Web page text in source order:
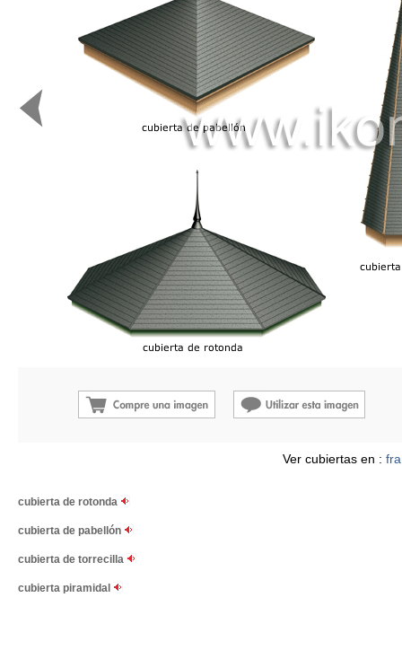
Ver cubiertas en :
cubierta de rotonda
cubierta de pabellón
cubierta de torrecilla
cubierta piramidal